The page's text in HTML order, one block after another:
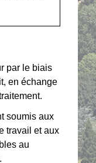
par le biais
en échange
soumis aux
travail et aux
au